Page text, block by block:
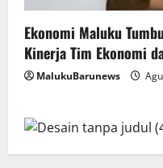
Ekonomi Maluku
Kinerja Tim Ekonomi
MalukuBarunews